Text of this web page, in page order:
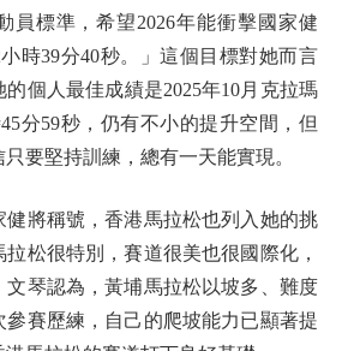
員標準，希望2026年能衝擊國家健
時39分40秒。」這個目標對她而言
個人最佳成績是2025年10月克拉瑪
分59秒，仍有不小的提升空間，但
要堅持訓練，總有一天能實現。
將稱號，香港馬拉松也列入她的挑
松很特別，賽道很美也很國際化，
文琴認為，黃埔馬拉松以坡多、難度
參賽歷練，自己的爬坡能力已顯著提